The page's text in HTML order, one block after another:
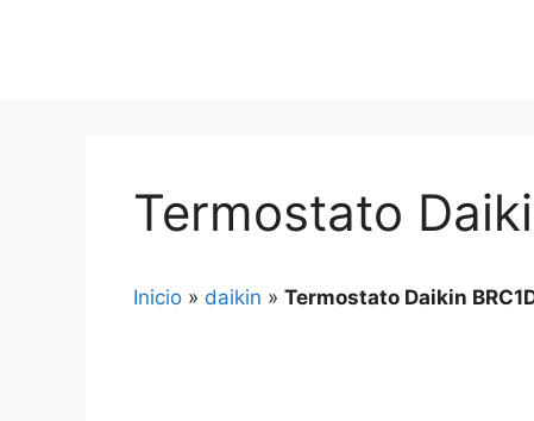
Termostato
Inicio » daikin » Termostato Daikin